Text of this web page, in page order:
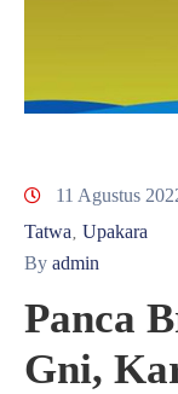
11 Agustus
Tatwa Upakara
By admin
Panca
Gni,